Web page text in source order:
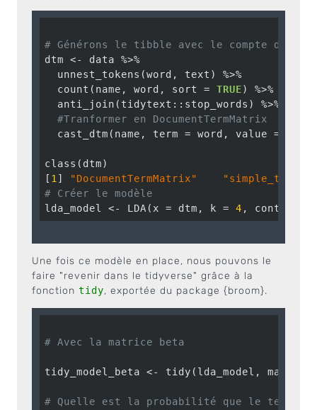
# Générons le tibble avec le compte des
dtm <- data %>%
  unnest_tokens(word, text) %>%
  count(name, word, sort =
TRUE) %>%
  anti_join(tidytext::stop_words) %>%
#Tranformer en DocumentTermMatrix
  cast_dtm(name, term = word, value = n)
class(dtm)
[ 1 ] "DocumentTermMatrix"
# Créer le modèle
lda_model <- LDA(x = dtm, k = 4 , control
Une fois ce modèle en place, nous pouvons le
faire "revenir dans le tidyverse" grâce à la
fonction tidy, exportée du package {broom}.
# Avec la matrice beta
tidy_model_beta <- tidy(lda_model, matrix
# Quelle est la probabilité que le terme